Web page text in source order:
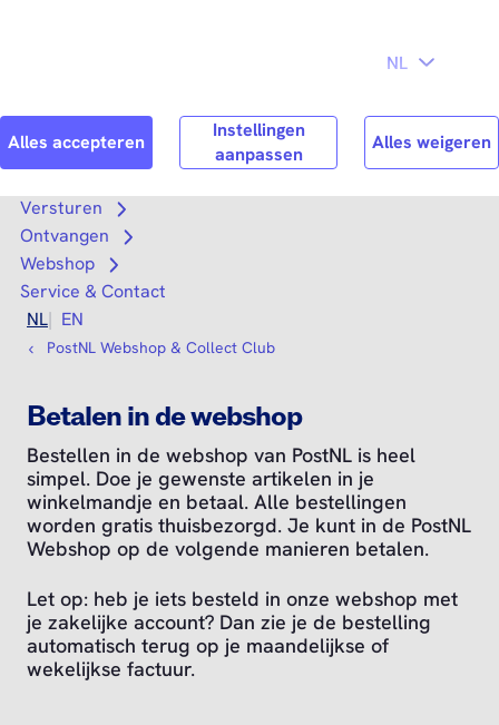
Search Zoek
Versturen
Open submenu
Ontvangen
Open submenu
Webshop
Open submenu
Service & Contact
NL
EN
PostNL Webshop & Collect Club
Betalen in de webshop
Bestellen in de webshop van PostNL is heel
simpel. Doe je gewenste artikelen in je
winkelmandje en betaal. Alle bestellingen
worden gratis thuisbezorgd. Je kunt in de PostNL
Webshop op de volgende manieren betalen.
Let op: heb je iets besteld in onze webshop met
je zakelijke account? Dan zie je de bestelling
automatisch terug op je maandelijkse of
wekelijkse factuur.